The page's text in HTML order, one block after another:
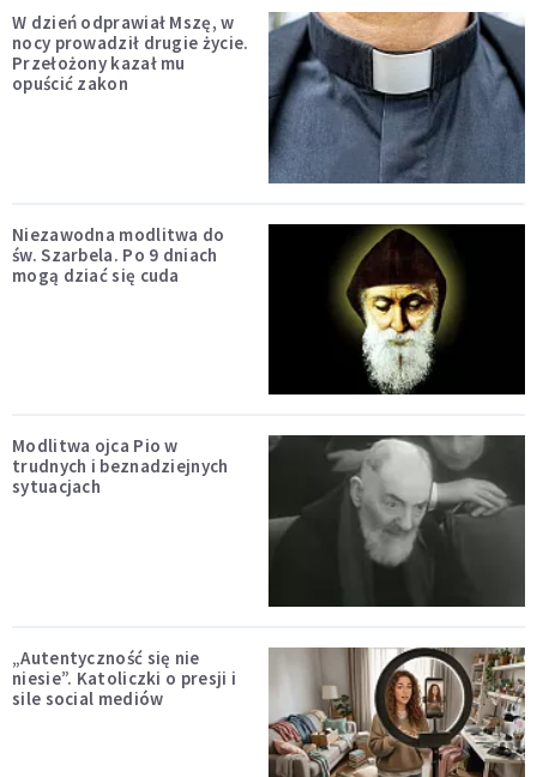
W dzień odprawiał Mszę, w
nocy prowadził drugie życie.
Przełożony kazał mu
opuścić zakon
Niezawodna modlitwa do
św. Szarbela. Po 9 dniach
mogą dziać się cuda
Modlitwa ojca Pio w
trudnych i beznadziejnych
sytuacjach
„Autentyczność się nie
niesie”. Katoliczki o presji i
sile social mediów